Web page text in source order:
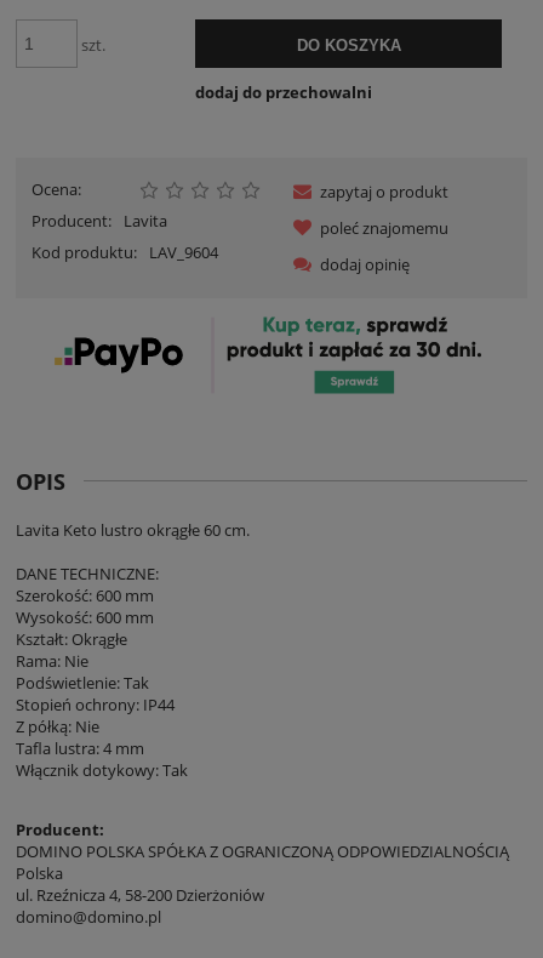
szt. DO KOSZYKA
dodaj do przechowalni
Ocena:
Producent:
Lavita
Kod produktu:
LAV_9604
zapytaj o produkt
poleć znajomemu
dodaj opinię
OPIS
Lavita Keto lustro okrągłe 60 cm.
DANE TECHNICZNE:
Szerokość: 600 mm
Wysokość: 600 mm
Kształt: Okrągłe
Rama: Nie
Podświetlenie: Tak
Stopień ochrony: IP44
Z półką: Nie
Tafla lustra: 4 mm
Włącznik dotykowy: Tak
Producent:
DOMINO POLSKA SPÓŁKA Z OGRANICZONĄ ODPOWIEDZIALNOŚCIĄ
Polska
ul. Rzeźnicza 4, 58-200 Dzierżoniów
domino@domino.pl